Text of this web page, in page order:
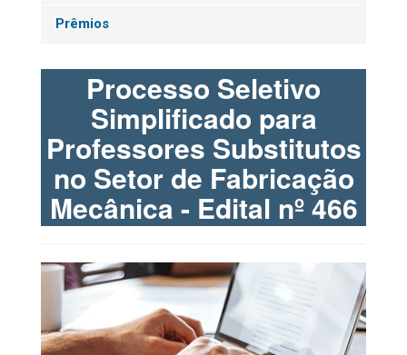
Prêmios
Processo Seletivo
Simplificado para
Professores Substitutos
no Setor de Fabricação
Mecânica - Edital nº 466